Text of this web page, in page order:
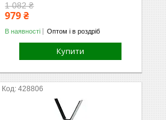
1 082 ₴
979 ₴
В наявності Оптом і в роздріб
Купити
428806